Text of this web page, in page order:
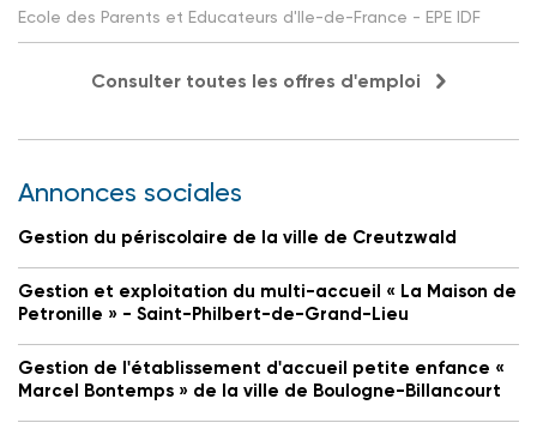
Ecole des Parents et Educateurs d'Ile-de-France - EPE IDF
Consulter toutes les offres d'emploi
Annonces sociales
Gestion du périscolaire de la ville de Creutzwald
Gestion et exploitation du multi-accueil « La Maison de
Petronille » - Saint-Philbert-de-Grand-Lieu
Gestion de l'établissement d'accueil petite enfance «
Marcel Bontemps » de la ville de Boulogne-Billancourt